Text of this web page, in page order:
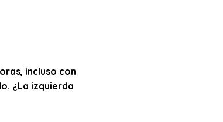
incluso con
¿La izquierda